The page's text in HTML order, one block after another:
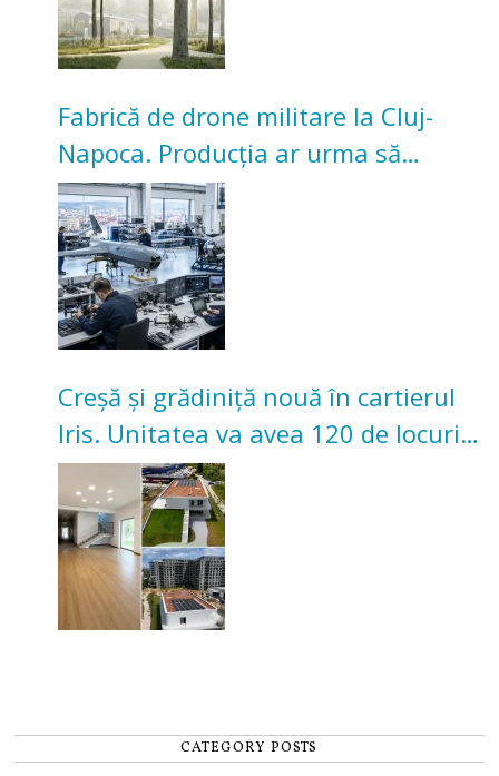
Fabrică de drone militare la Cluj-
Napoca. Producția ar urma să
înceapă în toamna acestui an
Creșă și grădiniță nouă în cartierul
Iris. Unitatea va avea 120 de locuri
pentru copii
CATEGORY POSTS